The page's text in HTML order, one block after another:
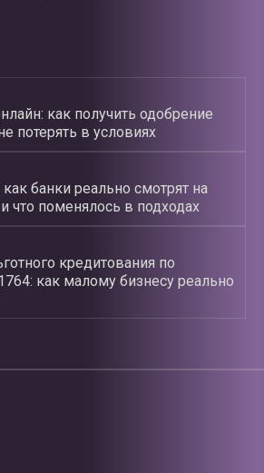
как получить одобрение
потерять в условиях
банки реально смотрят на
что поменялось в подходах
кредитования по
как малому бизнесу реально